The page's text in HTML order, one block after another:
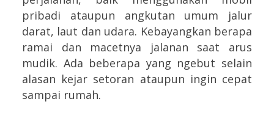
pribadi ataupun angkutan umum jalur
darat, laut dan udara. Kebayangkan berapa
ramai dan macetnya jalanan saat arus
mudik. Ada beberapa yang ngebut selain
alasan kejar setoran ataupun ingin cepat
sampai rumah.